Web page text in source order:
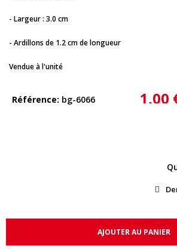
- Largeur : 3.0 cm
- Ardillons de 1.2 cm de longueur
Vendue à l'unité
Référence bg-6066 1,00
AJOUTER AU PANIER